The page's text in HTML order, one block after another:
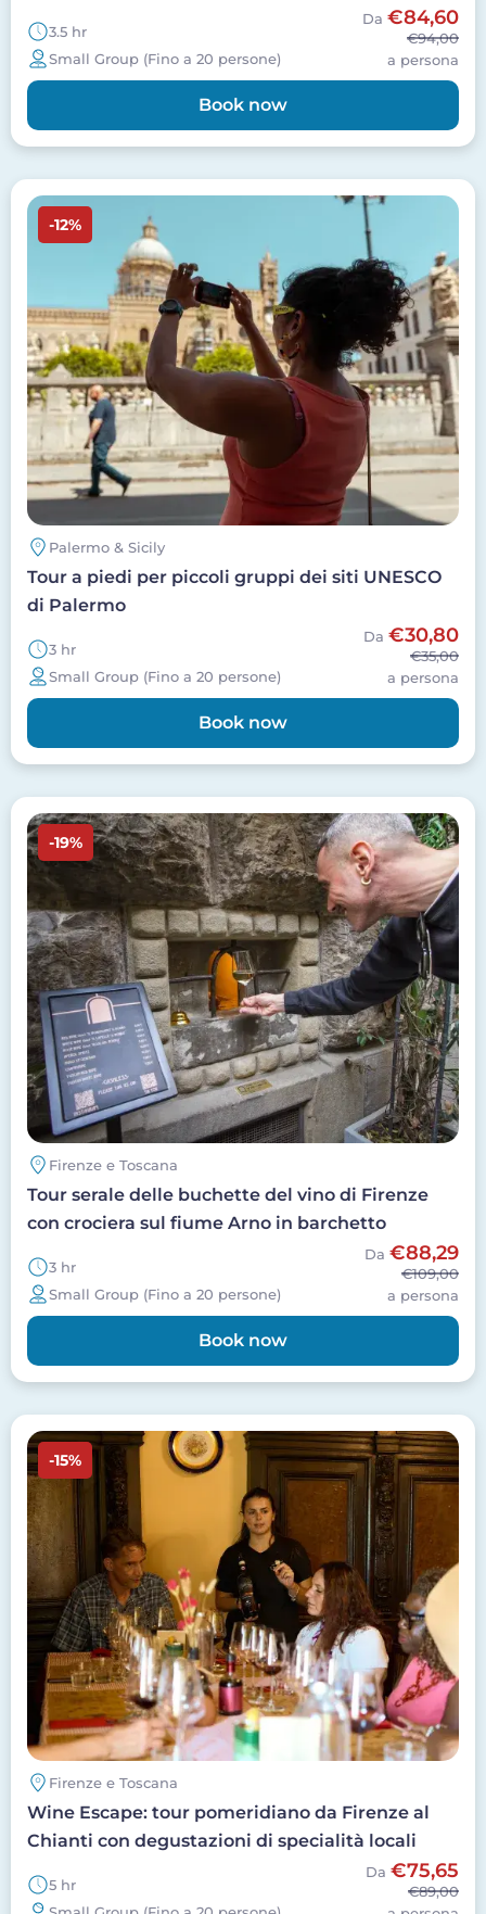
3.5 hr
Small Group (Fino a 20 persone)
Da €84,60
€94,00
a persona
Book now
Image
-12%
Palermo & Sicily
Tour a piedi per piccoli gruppi dei siti UNESCO
di Palermo
3 hr
Small Group (Fino a 20 persone)
Da €30,80
€35,00
a persona
Book now
Image
-19%
Firenze e Toscana
Tour serale delle buchette del vino di Firenze
con crociera sul fiume Arno in barchetto
3 hr
Small Group (Fino a 20 persone)
Da €88,29
€109,00
a persona
Book now
Image
-15%
Firenze e Toscana
Wine Escape: tour pomeridiano da Firenze al
Chianti con degustazioni di specialità locali
5 hr
Da €75,65
€89,00